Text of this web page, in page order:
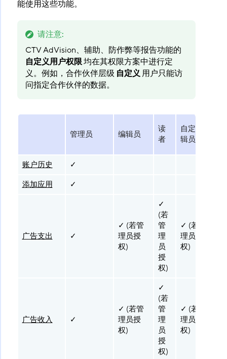
能使用这些功能。
请注意:
CTV AdVision、辅助、防作弊等报告功能的
自定义用户权限​ 均在其权限方案中进行定
义。例如，合作伙伴层级 自定义​ 用户只能访
问指定合作伙伴的数据。
管理员 编辑员
读
者
自定义编
辑员
账户历史
✓
添加应用
✓
广告支出 ✓
✓ (若管
理员授
权)
✓
(若
管
理
员
授
权)
✓ (若管
理员授
权)
广告收入 ✓
✓ (若管
理员授
权)
✓
(若
管
理
员
授
权)
✓ (若管
理员授
权)